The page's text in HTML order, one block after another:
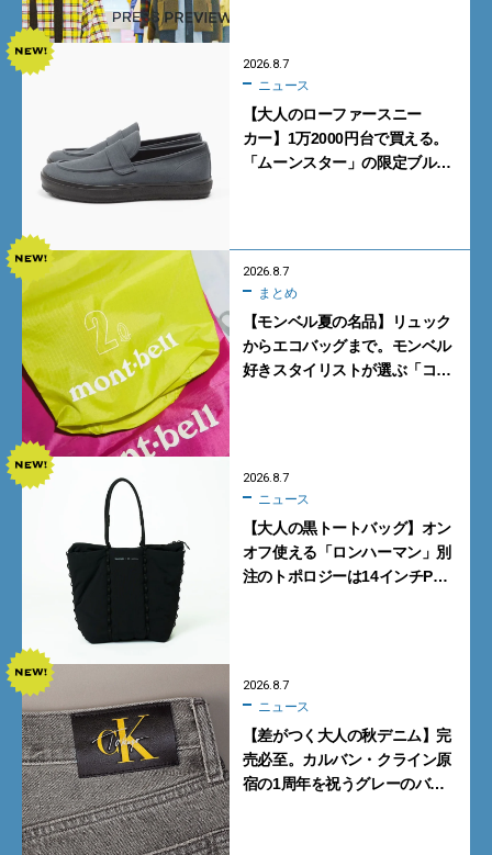
2026.8.7
ニュース
【大人のローファースニー
カー】1万2000円台で買える。
「ムーンスター」の限定ブルー
2026.8.7
まとめ
【モンベル夏の名品】リュック
からエコバッグまで。モンベル
好きスタイリストが選ぶ「コス
2026.8.7
ニュース
【大人の黒トートバッグ】オン
オフ使える「ロンハーマン」別
注のトポロジーは14インチPC
2026.8.7
ニュース
【差がつく大人の秋デニム】完
売必至。カルバン・クライン原
宿の1周年を祝うグレーのバ